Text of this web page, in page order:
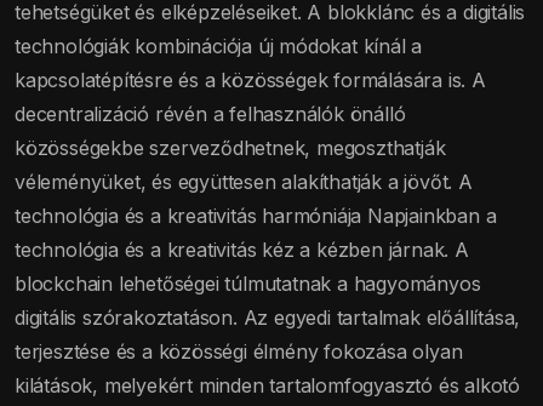
tehetségüket és elképzeléseiket. A blokklánc és a digitális
technológiák kombinációja új módokat kínál a
kapcsolatépítésre és a közösségek formálására is. A
decentralizáció révén a felhasználók önálló
közösségekbe szerveződhetnek, megoszthatják
véleményüket, és együttesen alakíthatják a jövőt. A
technológia és a kreativitás harmóniája Napjainkban a
technológia és a kreativitás kéz a kézben járnak. A
blockchain lehetőségei túlmutatnak a hagyományos
digitális szórakoztatáson. Az egyedi tartalmak előállítása,
terjesztése és a közösségi élmény fokozása olyan
kilátások, melyekért minden tartalomfogyasztó és alkotó